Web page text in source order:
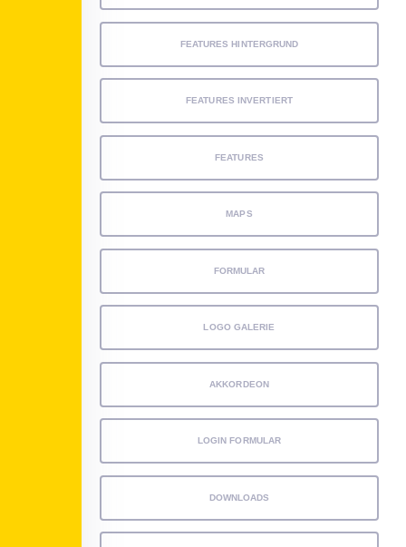
FEATURES HINTERGRUND
FEATURES INVERTIERT
FEATURES
MAPS
FORMULAR
LOGO GALERIE
AKKORDEON
LOGIN FORMULAR
DOWNLOADS